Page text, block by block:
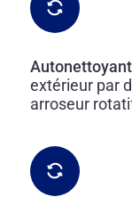
extérieur par
arroseur